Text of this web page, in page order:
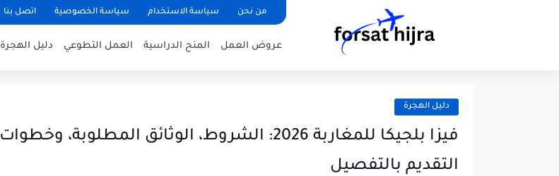
من نحن سياسة الاستخدام سياسة الخصوصية اتصل بنا
عروض العمل المنح الدراسية العمل التطوعي دليل الهجرة
دليل الهجرة
فيزا بلجيكا للمغاربة 2026: الشروط، الوثائق المطلوبة، وخطوات
التقديم بالتفصيل